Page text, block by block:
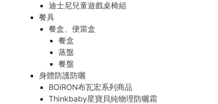
迪士尼兒童遊戲桌椅組
餐具
餐盒、便當盒
餐盒
蒸盤
餐盤
身體防護防曬
BOiRON布瓦宏系列商品
Thinkbaby星寶貝純物理防曬霜